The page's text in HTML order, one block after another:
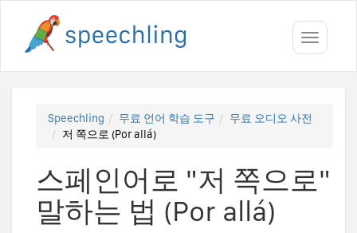
Toggle
Speechling 무료 언어 학습 도구
무료 오디오 사전
저 쪽으로 (Por allá)
스페인어로 "저 쪽으로"
말하는 법 (Por allá)